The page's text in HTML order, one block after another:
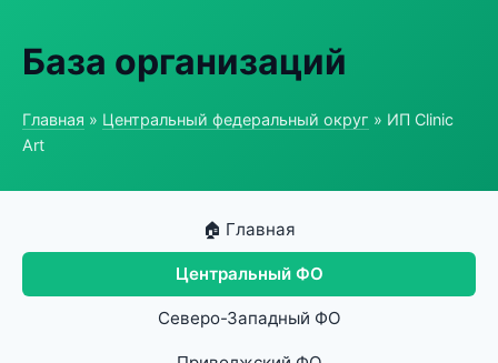
База организаций
Главная » Центральный федеральный округ » ИП Clinic
Art
🏠 Главная
Центральный ФО
Северо-Западный ФО